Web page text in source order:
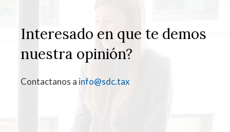
Interesado en que te demos
nuestra opinión?
Contactanos a info@sdc.tax